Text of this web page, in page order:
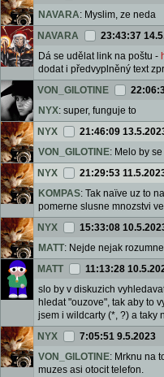
NAVARA: Myslim, ze neda
NAVARA
23:43:37
Dá se udělat link na poštu -
dodat i předvyplněný text
VON_GILOTINE
NYX: super, funguje to
NYX
21:46:09
VON_GILOTINE: Melo by
NYX
21:29:53
KOMPAS: Tak naïve uz to
pomerne slusne mnozstvi
NYX
15:33:08
MATT: Nejde nejak
MATT
11:13:28
slo by v diskuzich
hledat "ouzove", tak aby to
jsem i wildcarty (*, ?) a taky
NYX
7:05:51 9.5.2023
VON_GILOTINE: Mrknu na
muzes asi otocit telefon.